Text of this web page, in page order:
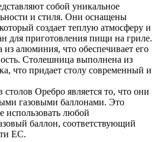
собой уникальное
и стиля. Они оснащены
создает теплую атмосферу и
для приготовления пищи на гриле.
из алюминия, что обеспечивает его
Столешница выполнена из
что придает столу современный и
Оребро является то, что они
газовыми баллонами. Это
использовать любой
баллон, соответствующий
ЕС.